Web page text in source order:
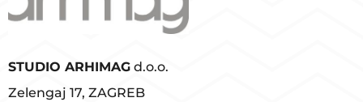
STUDIO ARHIMAG d.o.o.
Zelengaj 17, ZAGREB